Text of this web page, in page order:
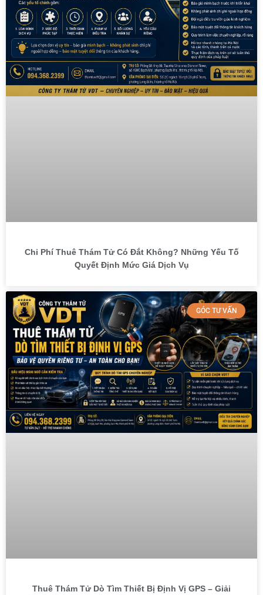
Chi Phí Thuê Thám Tử Có Đắt Không? Những Yếu Tố
Quyết Định Mức Giá Dịch Vụ
GÓC TƯ VẤN
Thuê Thám Tử Dò Tìm Thiết Bị Định Vị GPS – Giải